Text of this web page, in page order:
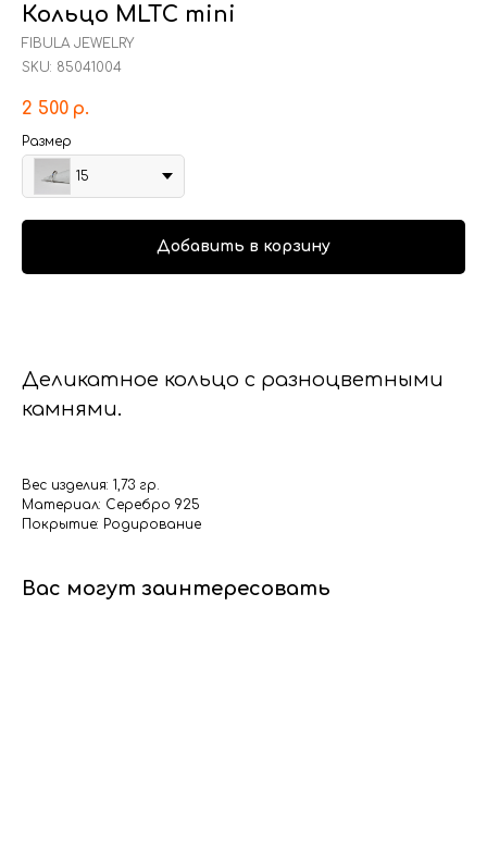
Кольцо MLTC mini
FIBULA JEWELRY
SKU: 85041004
2 500 р.
Размер
15
Добавить в корзину
Деликатное кольцо с разноцветными
камнями.
Вес изделия: 1,73 гр.
Материал: Серебро 925
Покрытие: Родирование
Вас могут заинтересовать